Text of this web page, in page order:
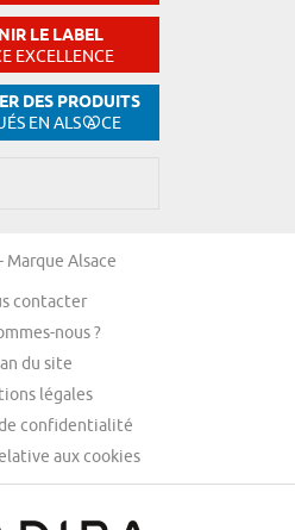
LE LABEL
EXCELLENCE
DES PRODUITS
EN ALS CE
Marque Alsace
contacter
nous ?
du site
légales
confidentialité
aux cookies